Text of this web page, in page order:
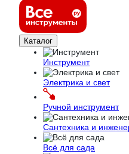
Каталог
Инструмент
Электрика и свет
Ручной инструмент
Сантехника и
Всё для сада